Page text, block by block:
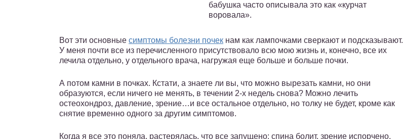
бабушка часто описывала это как «курчат
воровала».
Вот эти основные симптомы болезни почек нам как лампочками сверкают и подсказывают.
У меня почти все из перечисленного присутствовало всю мою жизнь и, конечно, все их
лечила отдельно, у отдельного врача, нагружая еще больше и больше почки.
А потом камни в почках. Кстати, а знаете ли вы, что можно вырезать камни, но они
образуются, если ничего не менять, в течении 2-х недель снова? Можно лечить
остеохондроз, давление, зрение…и все остальное отдельно, но толку не будет, кроме как
снятие временно одного за другим симптомов.
Когда я все это поняла, растерялась, что все запущено: спина болит, зрение испорчено,